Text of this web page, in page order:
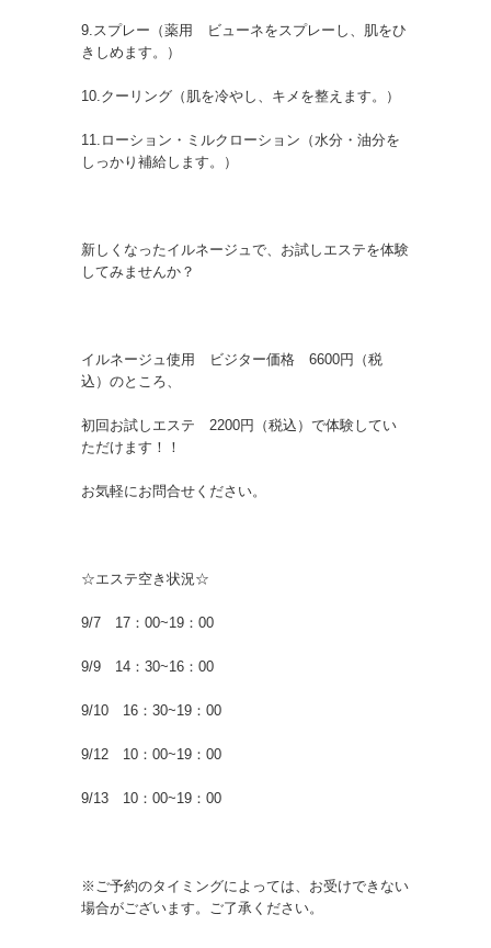
9.スプレー（薬用 ビューネをスプレーし、肌をひ
きしめます。）
10.クーリング（肌を冷やし、キメを整えます。）
11.ローション・ミルクローション（水分・油分を
しっかり補給します。）
新しくなったイルネージュで、お試しエステを体験
してみませんか？
イルネージュ使用 ビジター価格 6600円（税
込）のところ、
初回お試しエステ 2200円（税込）で体験してい
ただけます！！
お気軽にお問合せください。
☆エステ空き状況☆
9/7 17：00~19：00
9/9 14：30~16：00
9/10 16：30~19：00
9/12 10：00~19：00
9/13 10：00~19：00
※ご予約のタイミングによっては、お受けできない
場合がございます。ご了承ください。